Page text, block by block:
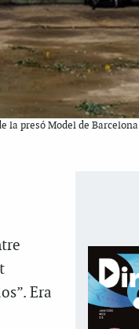
la presó Model de
Era